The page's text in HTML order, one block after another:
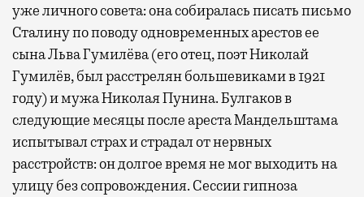
уже личного совета: она собиралась писать письмо
Сталину по поводу одновременных арестов ее
сына Льва Гумилёва (его отец, поэт Николай
Гумилёв, был расстрелян большевиками в 1921
году) и мужа Николая Пунина. Булгаков в
следующие месяцы после ареста Мандельштама
испытывал страх и страдал от нервных
расстройств: он долгое время не мог выходить на
улицу без сопровождения. Сессии гипноза